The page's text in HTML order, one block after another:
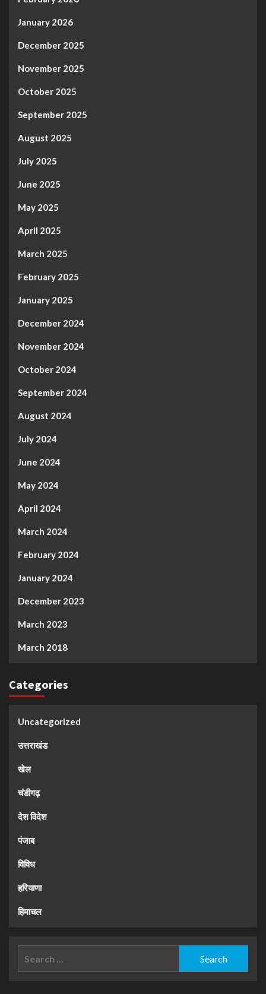
January 2026
December 2025
November 2025
October 2025
September 2025
August 2025
July 2025
June 2025
May 2025
April 2025
March 2025
February 2025
January 2025
December 2024
November 2024
October 2024
September 2024
August 2024
July 2024
June 2024
May 2024
April 2024
March 2024
February 2024
January 2024
December 2023
March 2023
March 2018
Categories
Uncategorized
उत्तराखंड
खेल
चंडीगढ़
देश विदेश
पंजाब
विविध
हरियाणा
हिमाचल